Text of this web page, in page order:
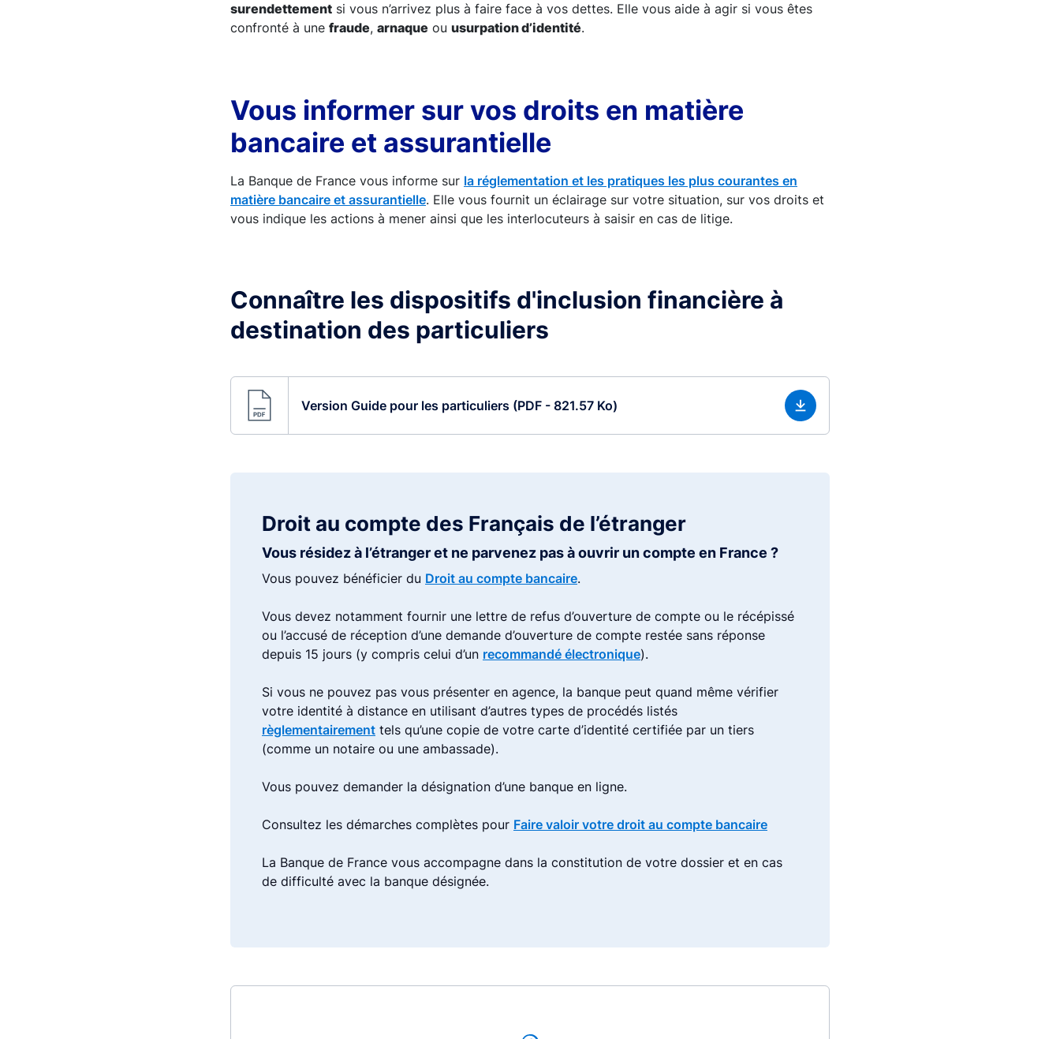
surendettement si vous n’arrivez plus à faire face à vos dettes. Elle vous aide à agir si vous êtes
confronté à une fraude, arnaque ou usurpation d’identité.
Vous informer sur vos droits en matière
bancaire et assurantielle
La Banque de France vous informe sur la réglementation et les pratiques les plus courantes en
matière bancaire et assurantielle. Elle vous fournit un éclairage sur votre situation, sur vos droits et
vous indique les actions à mener ainsi que les interlocuteurs à saisir en cas de litige.
Connaître les dispositifs d'inclusion financière à
destination des particuliers
Version Guide pour les particuliers (PDF - 821.57 Ko)
Droit au compte des Français de l’étranger
Vous résidez à l’étranger et ne parvenez pas à ouvrir un compte en France ?
Vous pouvez bénéficier du Droit au compte bancaire.
Vous devez notamment fournir une lettre de refus d’ouverture de compte ou le récépissé
ou l’accusé de réception d’une demande d’ouverture de compte restée sans réponse
depuis 15 jours (y compris celui d’un recommandé électronique).
Si vous ne pouvez pas vous présenter en agence, la banque peut quand même vérifier
votre identité à distance en utilisant d’autres types de procédés listés
règlementairement tels qu’une copie de votre carte d’identité certifiée par un tiers
(comme un notaire ou une ambassade).
Vous pouvez demander la désignation d’une banque en ligne.
Consultez les démarches complètes pour Faire valoir votre droit au compte bancaire
La Banque de France vous accompagne dans la constitution de votre dossier et en cas
de difficulté avec la banque désignée.